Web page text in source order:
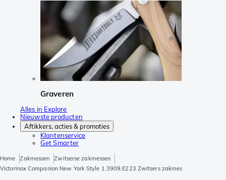
Graveren
Alles in Explore
Nieuwste producten
Aftikkers, acties & promoties
Klantenservice
Get Smarter
Home Zakmessen
Zwitserse zakmessen
Victorinox Companion New York Style 1.3909.E223 Zwitsers zakmes